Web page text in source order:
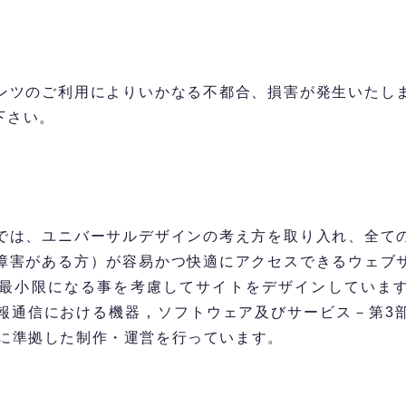
ツのご利用によりいかなる不都合、損害が発生いたし
い。
は、ユニバーサルデザインの考え方を取り入れ、全て
害がある方）が容易かつ快適にアクセスできるウェブ
小限になる事を考慮してサイトをデザインしていま
通信における機器，ソフトウェア及びサービス－第3
準拠した制作・運営を行っています。